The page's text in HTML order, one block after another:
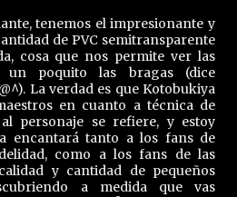
tenemos el impresionante y
de PVC semitransparente
cosa que nos permite ver las
poquito las bragas (dice
La verdad es que Kotobukiya
en cuanto a técnica de
personaje se refiere, y estoy
encantará tanto a los fans de
como a los fans de las
y cantidad de pequeños
a medida que vas